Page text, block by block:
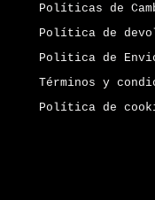
Políticas de
Política de
Politica de
Términos y
Política de